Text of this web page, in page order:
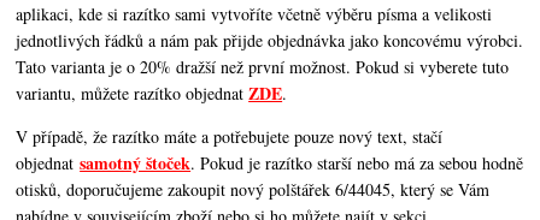
aplikaci, kde si razítko sami vytvoříte včetně výběru písma a velikosti
jednotlivých řádků a nám pak přijde objednávka jako koncovému výrobci.
Tato varianta je o 20% dražší než první možnost. Pokud si vyberete tuto
variantu, můžete razítko objednatZDE.
V případě, že razítko máte a potřebujete pouze nový text, stačí
objednatsamotný štoček. Pokud je razítko starší nebo má za sebou hodně
otisků, doporučujeme zakoupit nový polštářek 6/44045, který se Vám
nabídne v souvisejícím zboží nebo si ho můžete najít v sekci